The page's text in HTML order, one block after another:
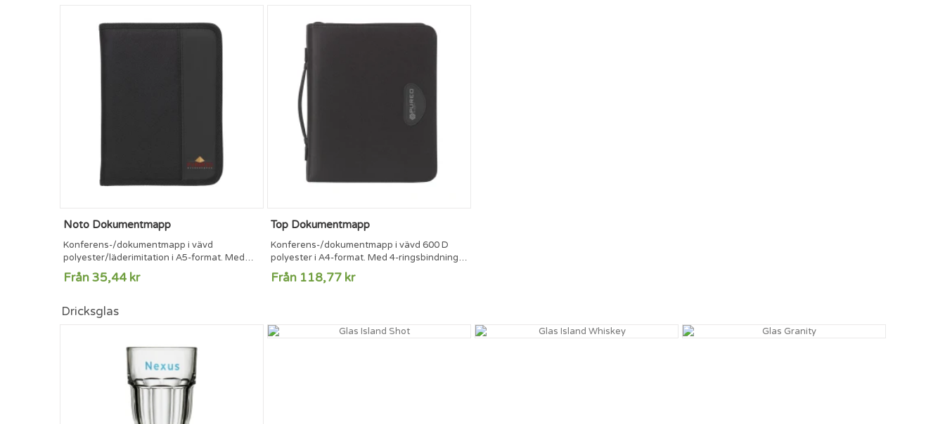
anteckningsbokenTrådbundenFSC®-märkt
papper (80 g/m2)Klistermärken för märkning
och arkiveringMått: 125 x...
Noto Dokumentmapp
Konferens-/dokumentmapp i vävd
polyester/läderimitation i A5-format. Med
olika fickor och dragkedja. Inkl. skrivblock och
kulspetspenna.
Från 35,44 kr
Top Dokumentmapp
Konferens-/dokumentmapp i vävd 600 D
polyester i A4-format. Med 4-ringsbindning i
metall, kraftigt handtag, solcellsdriven
miniräknare med dubbel strömförsörjning
Från 118,77 kr
Dricksglas